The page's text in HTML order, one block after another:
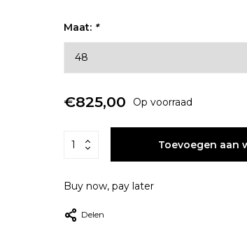
Maat: *
€825,00 Op voorraad
Toevoegen aan
Buy now, pay later
Delen